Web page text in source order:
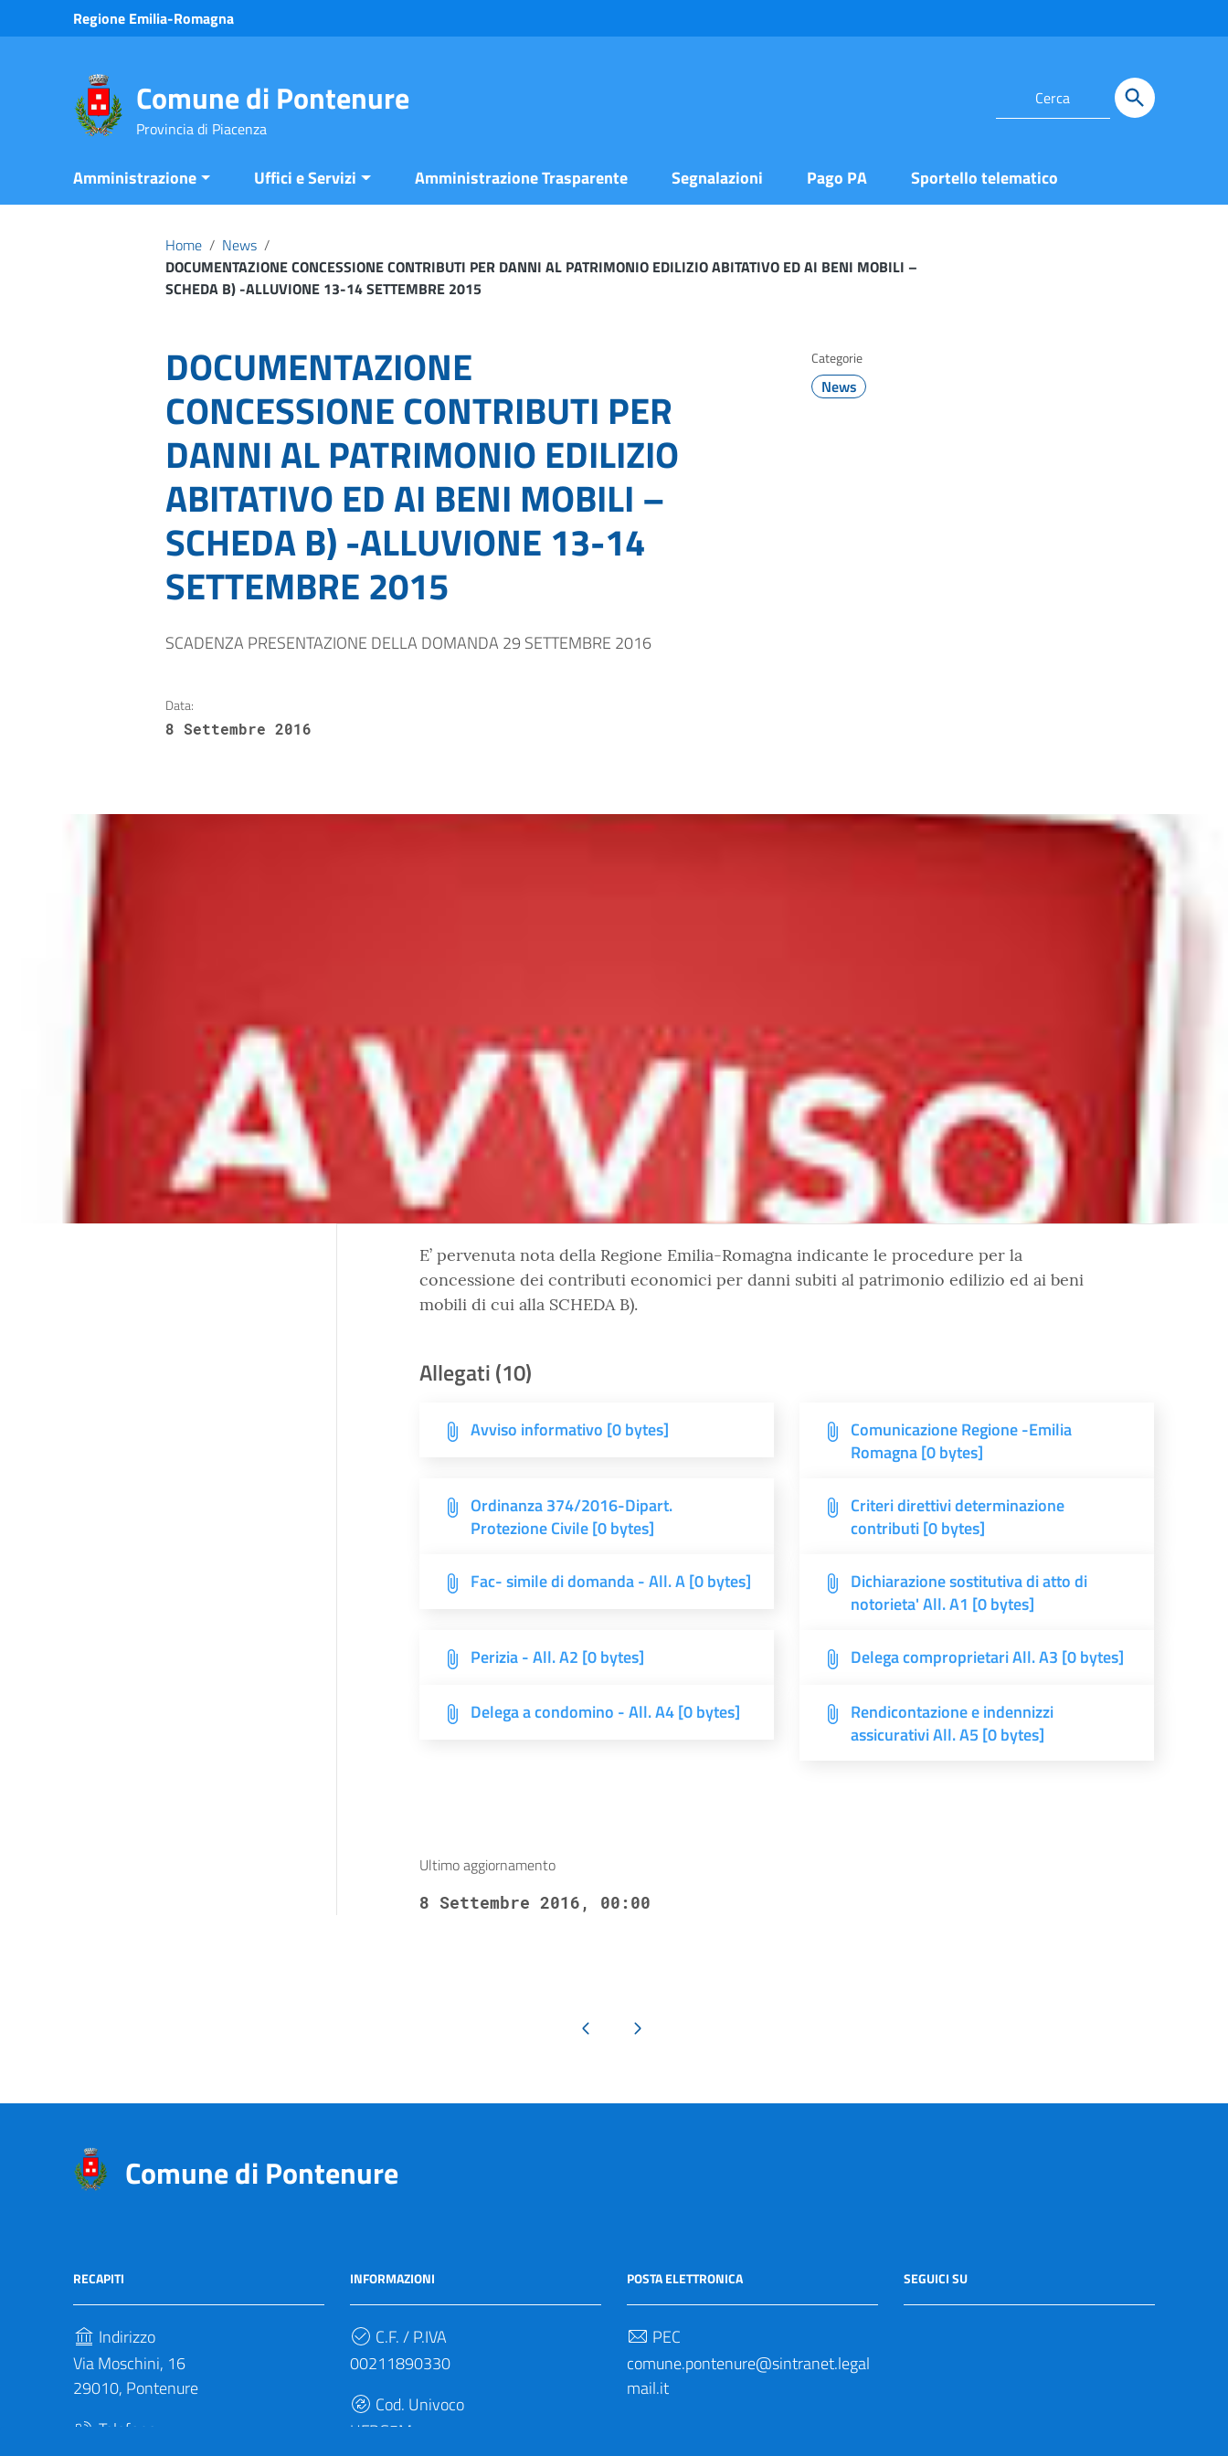
Vai ai contenuti
Vai al menu di navigazione
Regione Emilia-Romagna
Comune di Pontenure
Provincia di Piacenza
Amministrazione Uffici e Servizi Amministrazione Trasparente Segnalazioni Pago PA Sportello telematico
Home / News /
DOCUMENTAZIONE CONCESSIONE CONTRIBUTI PER DANNI AL PATRIMONIO EDILIZIO ABITATIVO ED AI BENI MOBILI –
SCHEDA B) -ALLUVIONE 13-14 SETTEMBRE 2015
DOCUMENTAZIONE
CONCESSIONE CONTRIBUTI PER
DANNI AL PATRIMONIO EDILIZIO
ABITATIVO ED AI BENI MOBILI –
SCHEDA B) -ALLUVIONE 13-14
SETTEMBRE 2015
SCADENZA PRESENTAZIONE DELLA DOMANDA 29 SETTEMBRE 2016
Categorie
News
Data:
8 Settembre 2016
E’ pervenuta nota della Regione Emilia-Romagna indicante le procedure per la
concessione dei contributi economici per danni subiti al patrimonio edilizio ed ai beni
mobili di cui alla SCHEDA B).
Allegati (10)
Avviso informativo [0 bytes]
Comunicazione Regione -Emilia
Romagna [0 bytes]
Ordinanza 374/2016-Dipart.
Protezione Civile [0 bytes]
Criteri direttivi determinazione
contributi [0 bytes]
Fac- simile di domanda - All. A [0 bytes]
Dichiarazione sostitutiva di atto di
notorieta' All. A1 [0 bytes]
Perizia - All. A2 [0 bytes] Delega comproprietari All. A3 [0 bytes]
Delega a condomino - All. A4 [0 bytes]
Rendicontazione e indennizzi
assicurativi All. A5 [0 bytes]
Ultimo aggiornamento
8 Settembre 2016, 00:00
Pagina precedentePagina successiva
Comune di Pontenure
RECAPITI
Indirizzo
Via Moschini, 16
29010, Pontenure
Telefono
INFORMAZIONI
C.F. / P.IVA
00211890330
Cod. Univoco
UFBG5M
POSTA ELETTRONICA
PEC
comune.pontenure@sintranet.legal
mail.it
SEGUICI SU